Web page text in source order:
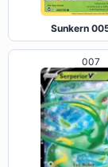
Sunkern
007
Serperior V